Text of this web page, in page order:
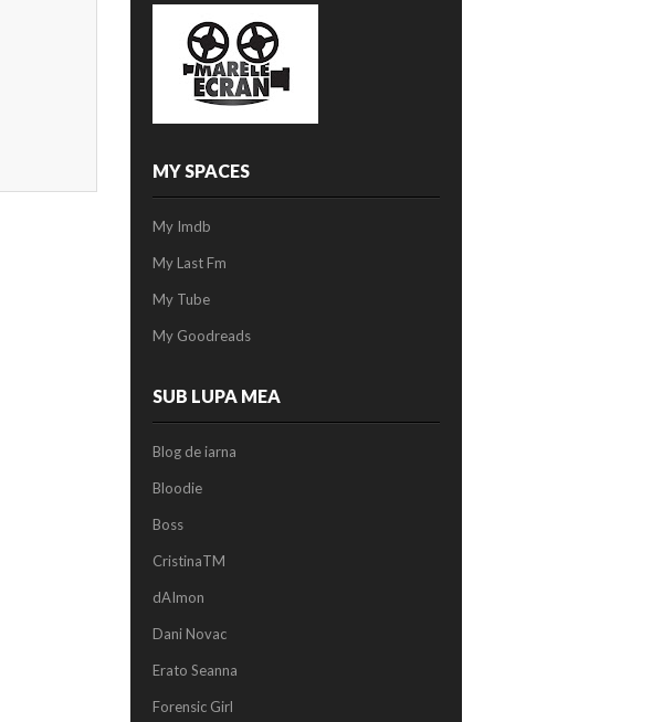
MY SPACES
My Imdb
My Last Fm
My Tube
My Goodreads
SUB LUPA MEA
Blog de iarna
Bloodie
Boss
CristinaTM
dAImon
Dani Novac
Erato Seanna
Forensic Girl